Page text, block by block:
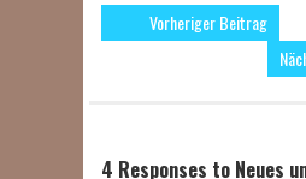
Vorheriger Beitrag
4 Responses to Neues